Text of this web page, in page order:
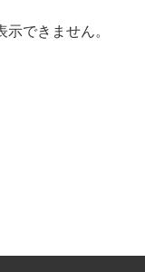
できません。